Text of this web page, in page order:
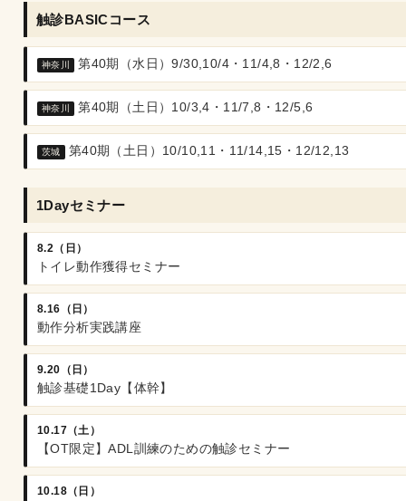
触診BASICコース
神奈川 第40期（水日）9/30,10/4・11/4,8・12/2,6
神奈川 第40期（土日）10/3,4・11/7,8・12/5,6
茨城 第40期（土日）10/10,11・11/14,15・12/12,13
1Dayセミナー
8.2（日）
トイレ動作獲得セミナー
8.16（日）
動作分析実践講座
9.20（日）
触診基礎1Day【体幹】
10.17（土）
【OT限定】ADL訓練のための触診セミナー
10.18（日）